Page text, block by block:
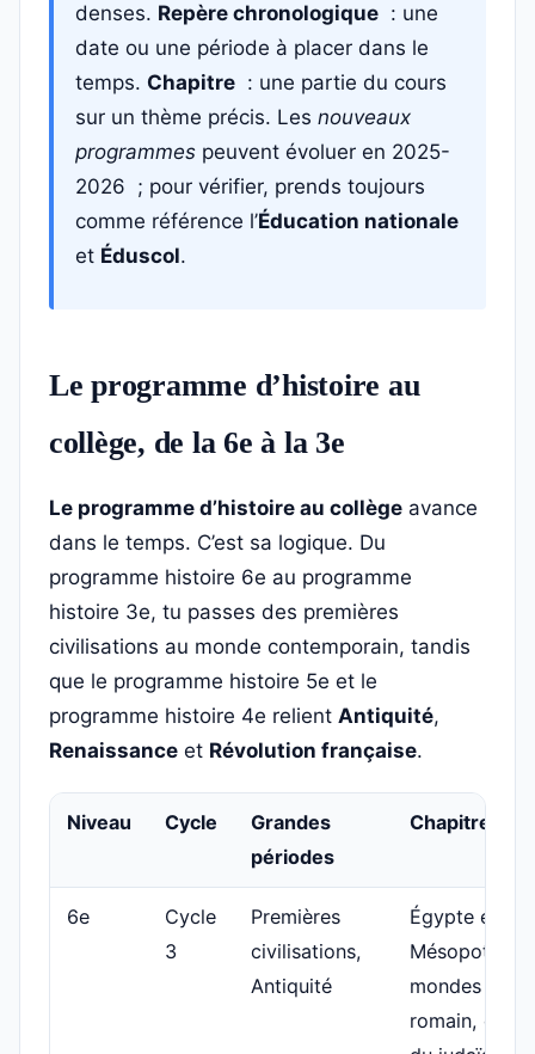
denses. Repère chronologique : une
date ou une période à placer dans le
temps. Chapitre : une partie du cours
sur un thème précis. Les nouveaux
programmes peuvent évoluer en 2025-
2026 ; pour vérifier, prends toujours
comme référence l’Éducation nationale
et Éduscol.
Le programme d’histoire au
collège, de la 6e à la 3e
Le programme d’histoire au collège avance
dans le temps. C’est sa logique. Du
programme histoire 6e au programme
histoire 3e, tu passes des premières
civilisations au monde contemporain, tandis
que le programme histoire 5e et le
programme histoire 4e relient Antiquité,
Renaissance et Révolution française.
Niveau Cycle
Grandes
périodes
Chapitres-
6e
Cycle
3
Premières
civilisations,
Antiquité
Égypte et
mondes grec
romain,